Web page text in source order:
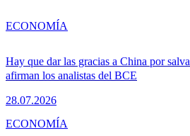
Hay que dar las gracias a China por
afirman los analistas del BCE
28.07.2026
ECONOMÍA
ECONOMÍA